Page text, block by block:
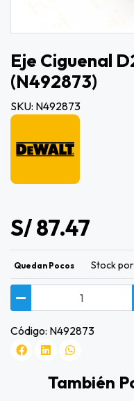
Eje Ciguenal
(n492873)
SKU: N492873
S/ 87.47
Quedan Pocos Stock
Código: N492873
También